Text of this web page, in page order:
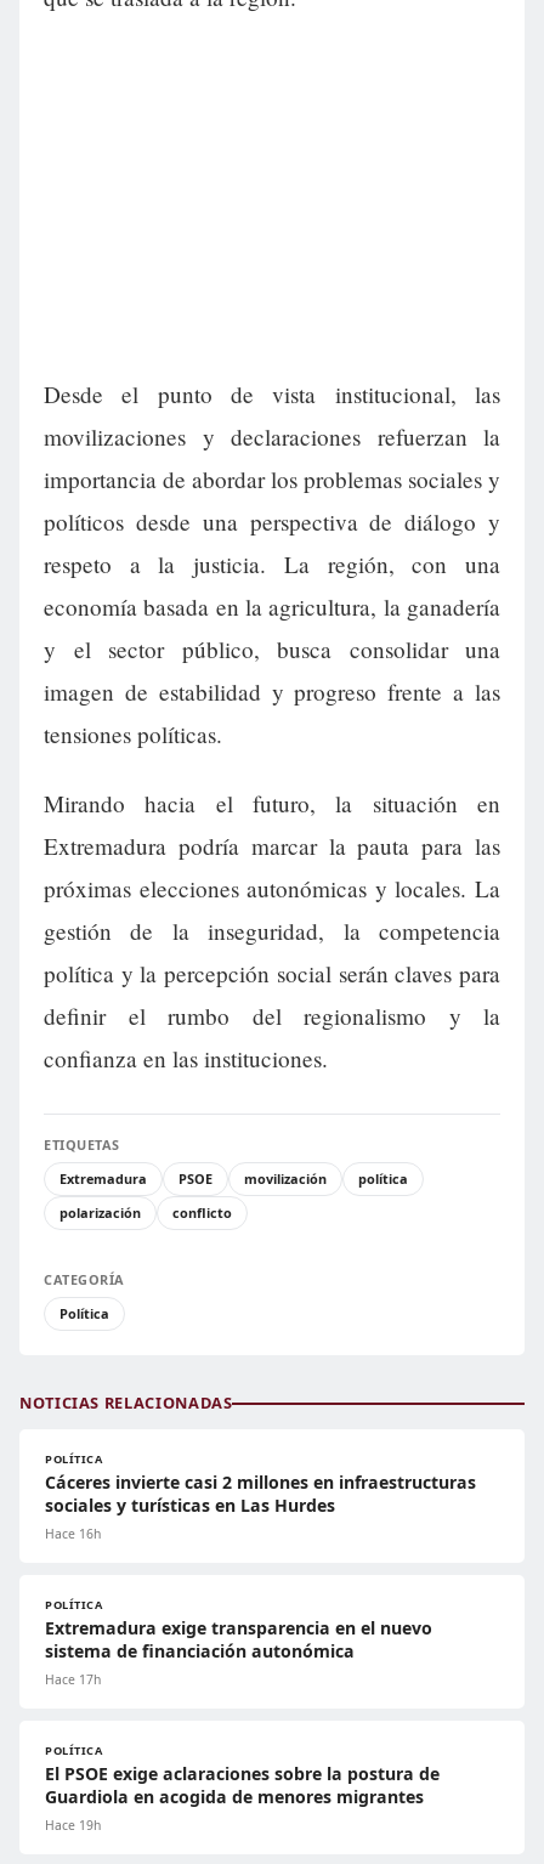
Desde el punto de vista institucional, las
movilizaciones y declaraciones refuerzan la
importancia de abordar los problemas sociales y
políticos desde una perspectiva de diálogo y
respeto a la justicia. La región, con una
economía basada en la agricultura, la ganadería
y el sector público, busca consolidar una
imagen de estabilidad y progreso frente a las
tensiones políticas.
Mirando hacia el futuro, la situación en
Extremadura podría marcar la pauta para las
próximas elecciones autonómicas y locales. La
gestión de la inseguridad, la competencia
política y la percepción social serán claves para
definir el rumbo del regionalismo y la
confianza en las instituciones.
ETIQUETAS
Extremadura
PSOE movilización
política
polarización
conflicto
CATEGORÍA
Política
NOTICIAS RELACIONADAS
POLÍTICA
Cáceres invierte casi 2 millones en infraestructuras
sociales y turísticas en Las Hurdes
Hace 16h
POLÍTICA
Extremadura exige transparencia en el nuevo
sistema de financiación autonómica
Hace 17h
POLÍTICA
El PSOE exige aclaraciones sobre la postura de
Guardiola en acogida de menores migrantes
Hace 19h